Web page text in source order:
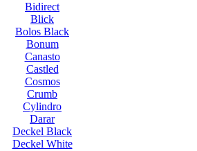
Bidirect
Blick
Bolos Black
Bonum
Canasto
Castled
Cosmos
Crumb
Cylindro
Darar
Deckel Black
Deckel White